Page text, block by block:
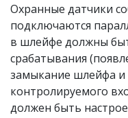
Охранные датчики
подключаются
в шлейфе должны
срабатывания
замыкание шлейфа и
контролируемого
должен быть